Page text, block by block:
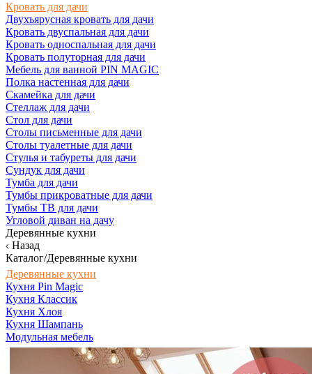
Кровать для дачи
Двухъярусная кровать для дачи
Кровать двуспальная для дачи
Кровать односпальная для дачи
Кровать полуторная для дачи
Мебель для ванной PIN MAGIC
Полка настенная для дачи
Скамейка для дачи
Стеллаж для дачи
Стол для дачи
Столы письменные для дачи
Столы туалетные для дачи
Стулья и табуреты для дачи
Сундук для дачи
Тумба для дачи
Тумбы прикроватные для дачи
Тумбы ТВ для дачи
Угловой диван на дачу
Деревянные кухни
Назад
Каталог/Деревянные кухни
Деревянные кухни
Кухня Pin Magic
Кухня Классик
Кухня Хлоя
Кухня Шампань
Модульная мебель